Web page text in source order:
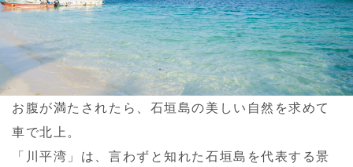
お腹が満たされたら、石垣島の美しい自然を求めて
車で北上。
「川平湾」は、言わずと知れた石垣島を代表する景